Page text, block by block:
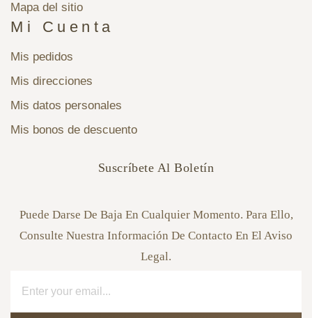
Mapa del sitio
Mi Cuenta
Mis pedidos
Mis direcciones
Mis datos personales
Mis bonos de descuento
Suscríbete Al Boletín
Puede Darse De Baja En Cualquier Momento. Para Ello,
Consulte Nuestra Información De Contacto En El Aviso
Legal.